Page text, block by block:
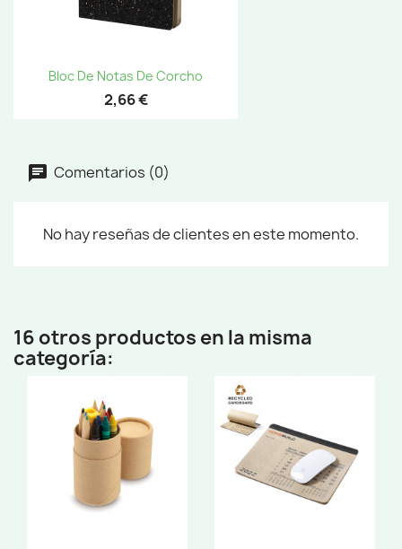
Bloc De Notas De Corcho
2,66 €
Comentarios (0)
No hay reseñas de clientes en este momento.
16 otros productos en la misma
categoría: